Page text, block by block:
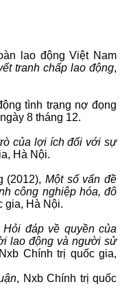
lao động Việt Nam
tranh chấp lao động,
tình trạng nợ đọng
8 tháng 12.
của lợi ích đối với sự
Hà Nội.
Một số vấn đề
công nghiệp hóa, đô
gia, Hà Nội.
Hỏi đáp về quyền của
lao động và người sử
Nxb Chính trị quốc gia,
, Nxb Chính trị quốc